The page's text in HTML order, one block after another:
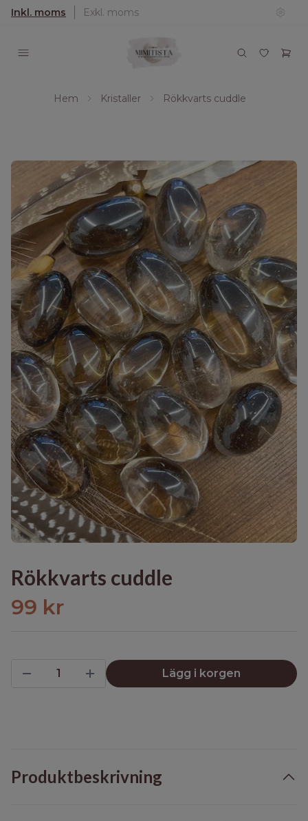
Inkl. moms Exkl. moms
Hem Kristaller Rökkvarts cuddle
Rökkvarts cuddle
99 kr
Lägg i korgen
Produktbeskrivning